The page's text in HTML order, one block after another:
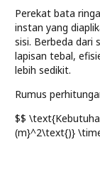
Perekat bata
instan yang
sisi. Berbeda dari
lapisan tebal,
lebih sedikit.
Rumus
$$
(m}^2\text{)}